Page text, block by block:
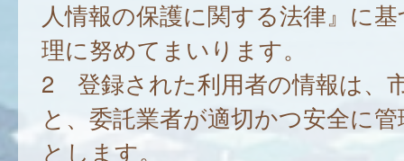
人情報の保護に関する法律』に
理に努めてまいります。
2 登録された利用者の情報は、
と、委託業者が適切かつ安全に
とします。